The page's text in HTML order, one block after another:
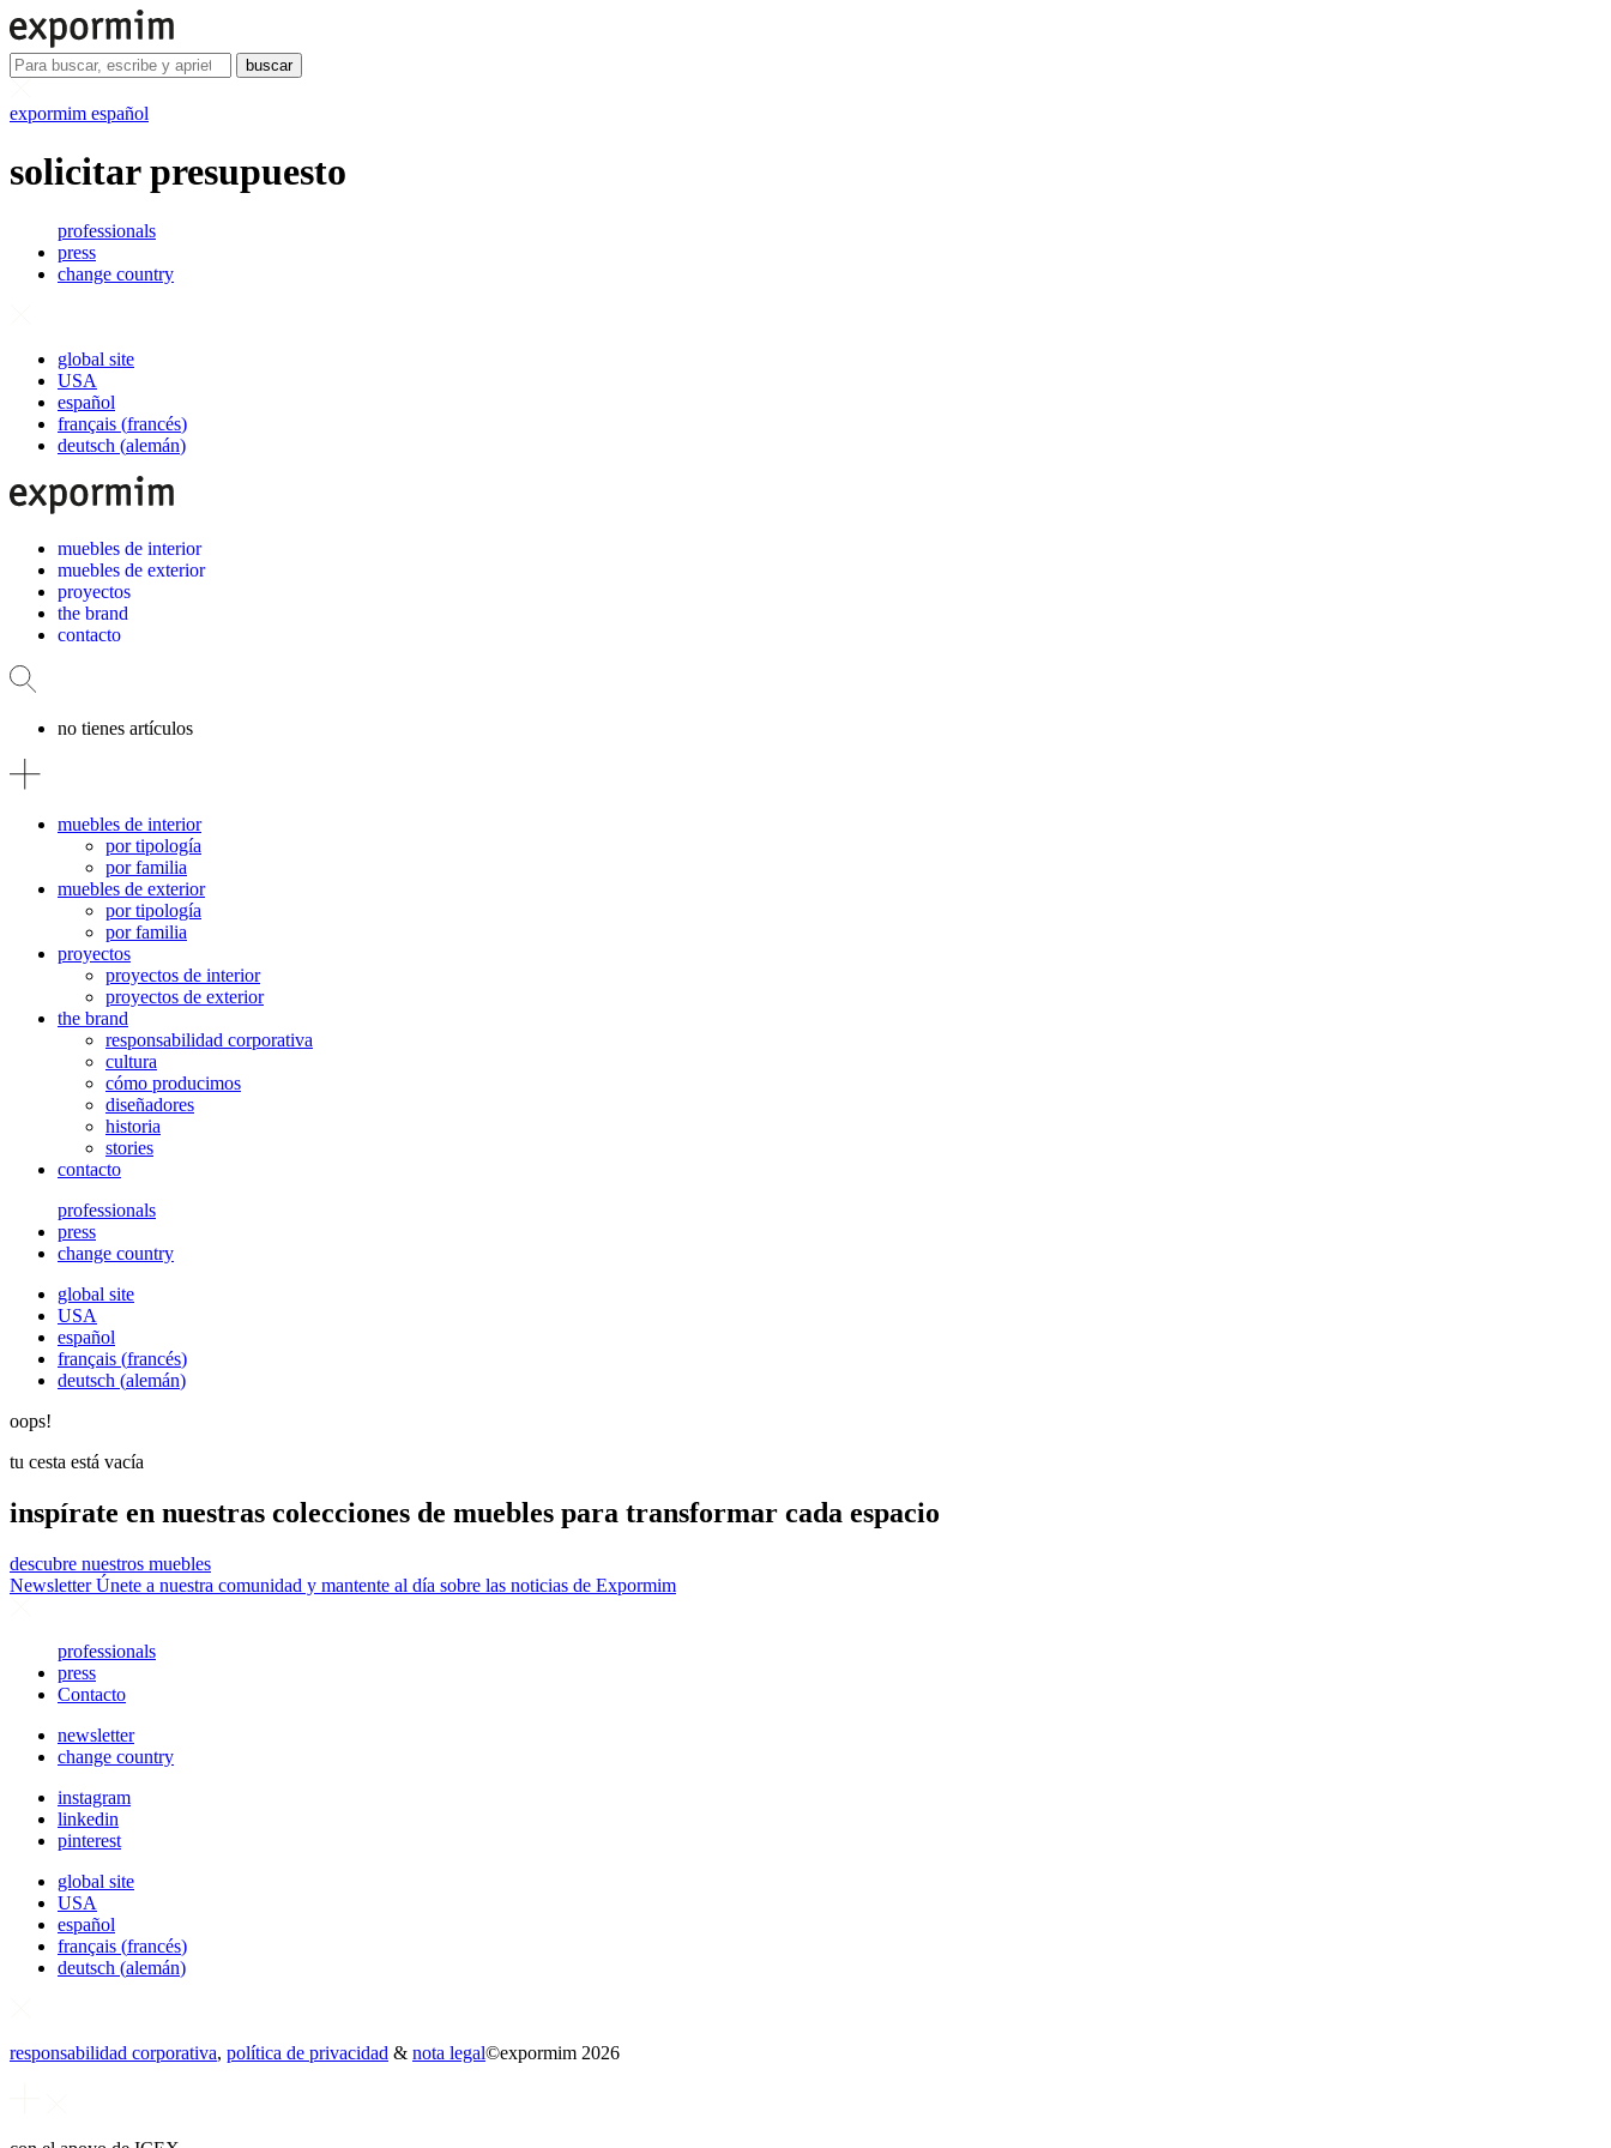
buscar
expormim español
solicitar presupuesto
professionals
press
change country
global site
USA
español
français (francés)
deutsch (alemán)
muebles de interior
muebles de exterior
proyectos
the brand
contacto
no tienes artículos
muebles de interior
por tipología
por familia
muebles de exterior
por tipología
por familia
proyectos
proyectos de interior
proyectos de exterior
the brand
responsabilidad corporativa
cultura
cómo producimos
diseñadores
historia
stories
contacto
professionals
press
change country
global site
USA
español
français (francés)
deutsch (alemán)
oops!
tu cesta está vacía
inspírate en nuestras colecciones de muebles para transformar cada espacio
descubre nuestros muebles
Newsletter Únete a nuestra comunidad y mantente al día sobre las noticias de Expormim
professionals
press
Contacto
newsletter
change country
instagram
linkedin
pinterest
global site
USA
español
français (francés)
deutsch (alemán)
responsabilidad corporativa, política de privacidad & nota legal©expormim 2026